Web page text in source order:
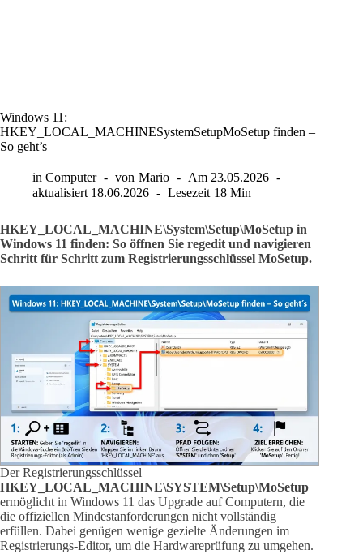
Windows 11:
HKEY_LOCAL_MACHINESystemSetupMoSetup finden –
So geht’s
in Computer von Mario Am 23.05.2026
aktualisiert 18.06.2026 Lesezeit 18 Min
HKEY_LOCAL_MACHINE\System\Setup\MoSetup in
Windows 11 finden: So öffnen Sie regedit und navigieren
Schritt für Schritt zum Registrierungsschlüssel MoSetup.
Der Registrierungsschlüssel
HKEY_LOCAL_MACHINE\SYSTEM\Setup\MoSetup
ermöglicht in Windows 11 das Upgrade auf Computern, die
die offiziellen Mindestanforderungen nicht vollständig
erfüllen. Dabei genügen wenige gezielte Änderungen im
Registrierungs-Editor, um die Hardwareprüfung zu umgehen.